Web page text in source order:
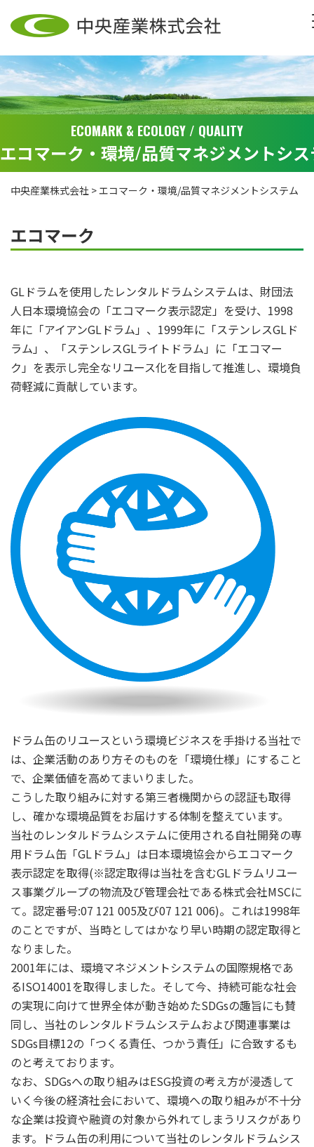
ECOMARK & ECOLOGY / QUALITY
エコマーク・環境/品質マネジメントシ
中央産業株式会社 >エコマーク・環境/品質マネジメントシステム
エコマーク
GLドラムを使用したレンタルドラムシステムは、財団法
人日本環境協会の「エコマーク表示認定」を受け、1998
年に「アイアンGLドラム」、1999年に「ステンレスGLド
ラム」、「ステンレスGLライトドラム」に「エコマー
ク」を表示し完全なリユース化を目指して推進し、環境負
荷軽減に貢献しています。
ドラム缶のリユースという環境ビジネスを手掛ける当社で
は、企業活動のあり方そのものを「環境仕様」にすること
で、企業価値を高めてまいりました。
こうした取り組みに対する第三者機関からの認証も取得
し、確かな環境品質をお届けする体制を整えています。
当社のレンタルドラムシステムに使用される自社開発の専
用ドラム缶「GLドラム」は日本環境協会からエコマーク
表示認定を取得(※認定取得は当社を含むGLドラムリユー
ス事業グループの物流及び管理会社である株式会社MSCに
て。認定番号:07 121 005及び07 121 006)。これは1998年
のことですが、当時としてはかなり早い時期の認定取得と
なりました。
2001年には、環境マネジメントシステムの国際規格であ
るISO14001を取得しました。そして今、持続可能な社会
の実現に向けて世界全体が動き始めたSDGsの趣旨にも賛
同し、当社のレンタルドラムシステムおよび関連事業は
SDGs目標12の「つくる責任、つかう責任」に合致するも
のと考えております。
なお、SDGsへの取り組みはESG投資の考え方が浸透して
いく今後の経済社会において、環境への取り組みが不十分
な企業は投資や融資の対象から外れてしまうリスクがあり
ます。ドラム缶の利用について当社のレンタルドラムシス